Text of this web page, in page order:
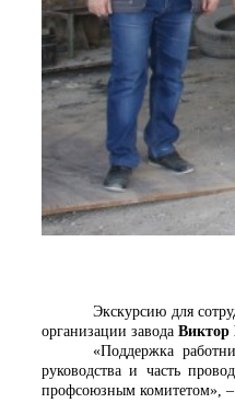
Экскурсию для
организации завода Виктор
«Поддержка
руководства и часть
профсоюзным комитетом»,